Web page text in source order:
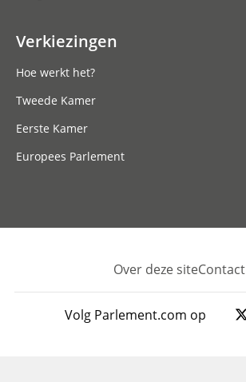
Verkiezingen
Hoe werkt het?
Tweede Kamer
Eerste Kamer
Europees Parlement
Footer
Over deze siteContact
Volg Parlement.com op